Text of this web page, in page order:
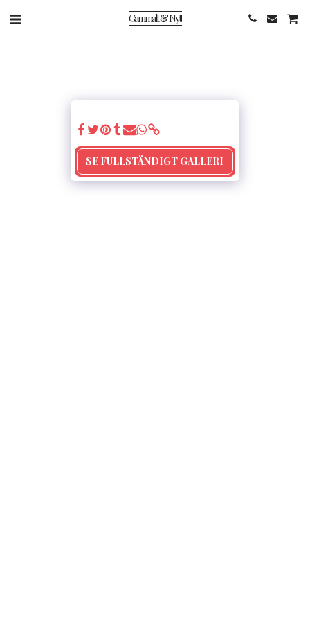
Gammalt & Nytt
SE FULLSTÄNDIGT GALLERI